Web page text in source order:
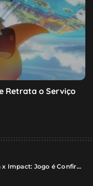
Retrata o Serviço
Para PS5, Switch e PC via Steam